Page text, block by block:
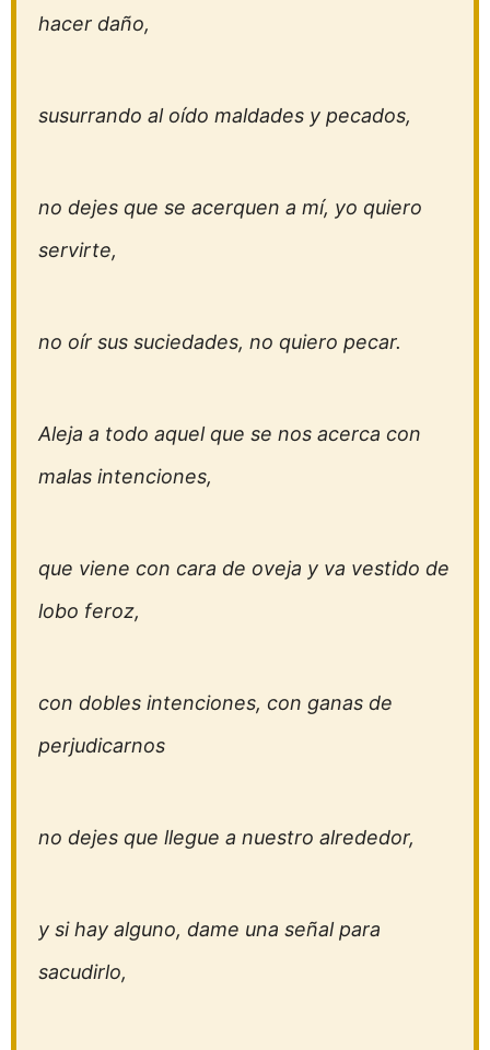
hacer daño,
susurrando al oído maldades y pecados,
no dejes que se acerquen a mí, yo quiero
servirte,
no oír sus suciedades, no quiero pecar.
Aleja a todo aquel que se nos acerca con
malas intenciones,
que viene con cara de oveja y va vestido de
lobo feroz,
con dobles intenciones, con ganas de
perjudicarnos
no dejes que llegue a nuestro alrededor,
y si hay alguno, dame una señal para
sacudirlo,